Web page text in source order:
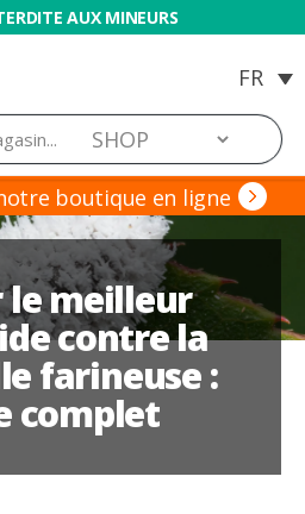
AUX MINEURS
boutique en ligne
le meilleur
contre la
farineuse :
complet